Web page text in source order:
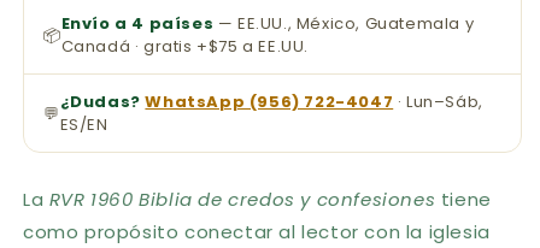
📦Envío a 4 países — EE.UU., México, Guatemala y
Canadá · gratis +$75 a EE.UU.
💬¿Dudas? WhatsApp (956) 722-4047 · Lun–Sáb,
ES/EN
La RVR 1960 Biblia de credos y confesiones tiene
como propósito conectar al lector con la iglesia